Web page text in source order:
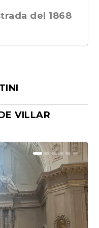
del 1868
de Rafael
VILLAR